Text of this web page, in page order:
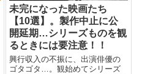
未完になった映画たち
【10選】。製作中止に公
開延期…シリーズものを観
るときには要注意！！
興行収入の不振に、出演俳優の
ゴタゴタ…。観始めてシリーズ